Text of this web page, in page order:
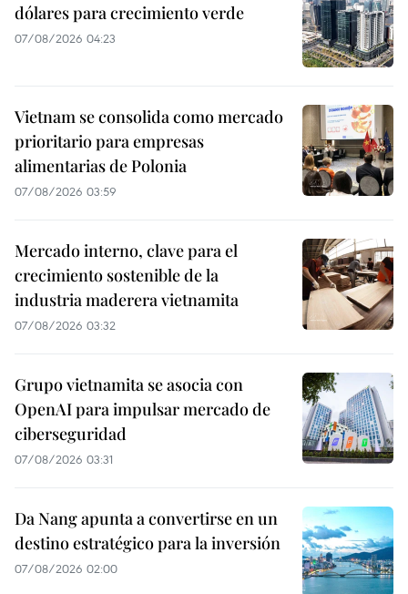
dólares para crecimiento verde
07/08/2026 04:23
Vietnam se consolida como mercado
prioritario para empresas
alimentarias de Polonia
07/08/2026 03:59
Mercado interno, clave para el
crecimiento sostenible de la
industria maderera vietnamita
07/08/2026 03:32
Grupo vietnamita se asocia con
OpenAI para impulsar mercado de
ciberseguridad
07/08/2026 03:31
Da Nang apunta a convertirse en un
destino estratégico para la inversión
07/08/2026 02:00